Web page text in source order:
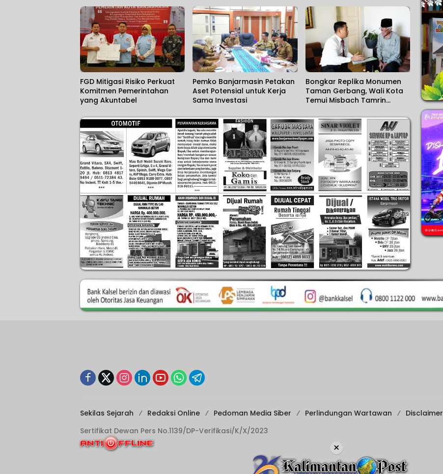
Umum
Berurusan kepada
Masyarakat
FGD Mitigasi Risiko Perkuat
Komitmen Pemerintahan
yang Akuntabel
Pemko Banjarmasin Petakan
Aset Potensial untuk Kerja
Sama Investasi
Bongkar Replika Monumen
Taman Gerbang, Wali Kota
Temui Misbach Tamrin
Maaf
Sekilas Sejarah Redaksi Online Pedoman Media Siber Perlindungan Wartawan Disclaimer
Sertifikat Dewan Pers No.1139/DP-Verifikasi/K/X/2023
×